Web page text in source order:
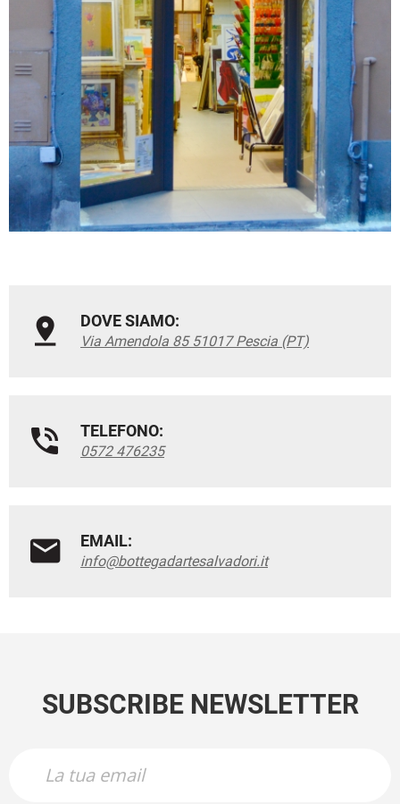
DOVE SIAMO:
Via Amendola 85 51017 Pescia (PT)
TELEFONO:
0572 476235
EMAIL:
info@bottegadartesalvadori.it
SUBSCRIBE NEWSLETTER